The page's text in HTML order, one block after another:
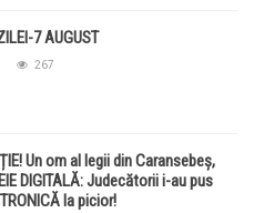
7 AUGUST
267
Un om al legii din Caransebeș,
DIGITALĂ: Judecătorii i-au pus
la picior!